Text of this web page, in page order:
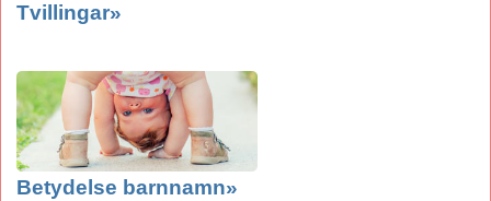
Tvillingar»
Betydelse barnnamn»